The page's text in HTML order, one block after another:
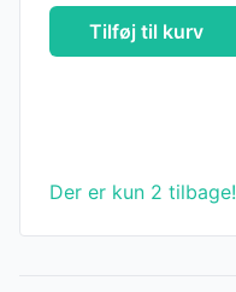
Tilføj til kurv
Der er kun 2 tilbage!